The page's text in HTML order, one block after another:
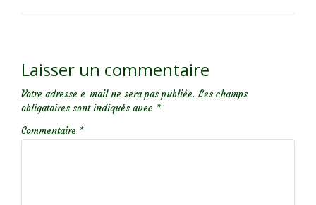
Laisser un commentaire
Votre adresse e-mail ne sera pas publiée. Les champs
obligatoires sont indiqués avec *
Commentaire *